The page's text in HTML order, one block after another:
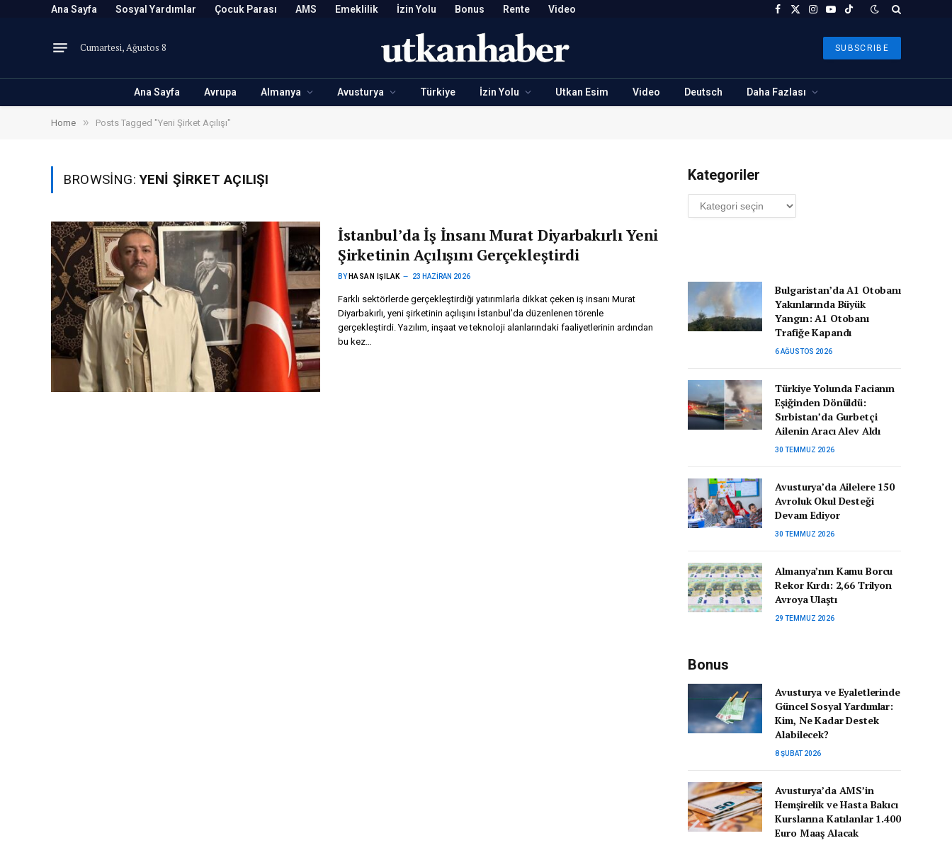
Ana Sayfa Sosyal Yardımlar Çocuk Parası AMS Emeklilik İzin Yolu Bonus Rente Video Facebook
X
Instagram
YouTubeTikTok
Cumartesi, Ağustos 8 SUBSCRIBE
Ana Sayfa Avrupa Almanya Avusturya Türkiye İzin Yolu Utkan Esim Video Deutsch Daha Fazlası
Home » Posts Tagged "Yeni Şirket Açılışı"
BROWSING:YENI ŞIRKET AÇILIŞI
İstanbul’da İş İnsanı Murat Diyarbakırlı Yeni
Şirketinin Açılışını Gerçekleştirdi
BY HASAN IŞILAK 23 HAZIRAN 2026
Farklı sektörlerde gerçekleştirdiği yatırımlarla dikkat çeken iş insanı Murat
Diyarbakırlı, yeni şirketinin açılışını İstanbul’da düzenlenen törenle
gerçekleştirdi. Yazılım, inşaat ve teknoloji alanlarındaki faaliyetlerinin ardından
bu kez…
Kategoriler
Kategoriler
Bulgaristan’da A1 Otobanı
Yakınlarında Büyük
Yangın: A1 Otobanı
Trafiğe Kapandı
6 AĞUSTOS 2026
Türkiye Yolunda Facianın
Eşiğinden Dönüldü:
Sırbistan’da Gurbetçi
Ailenin Aracı Alev Aldı
30 TEMMUZ 2026
Avusturya’da Ailelere 150
Avroluk Okul Desteği
Devam Ediyor
30 TEMMUZ 2026
Almanya’nın Kamu Borcu
Rekor Kırdı: 2,66 Trilyon
Avroya Ulaştı
29 TEMMUZ 2026
Bonus
Avusturya ve Eyaletlerinde
Güncel Sosyal Yardımlar:
Kim, Ne Kadar Destek
Alabilecek?
8 ŞUBAT 2026
Avusturya’da AMS’in
Hemşirelik ve Hasta Bakıcı
Kurslarına Katılanlar 1.400
Euro Maaş Alacak